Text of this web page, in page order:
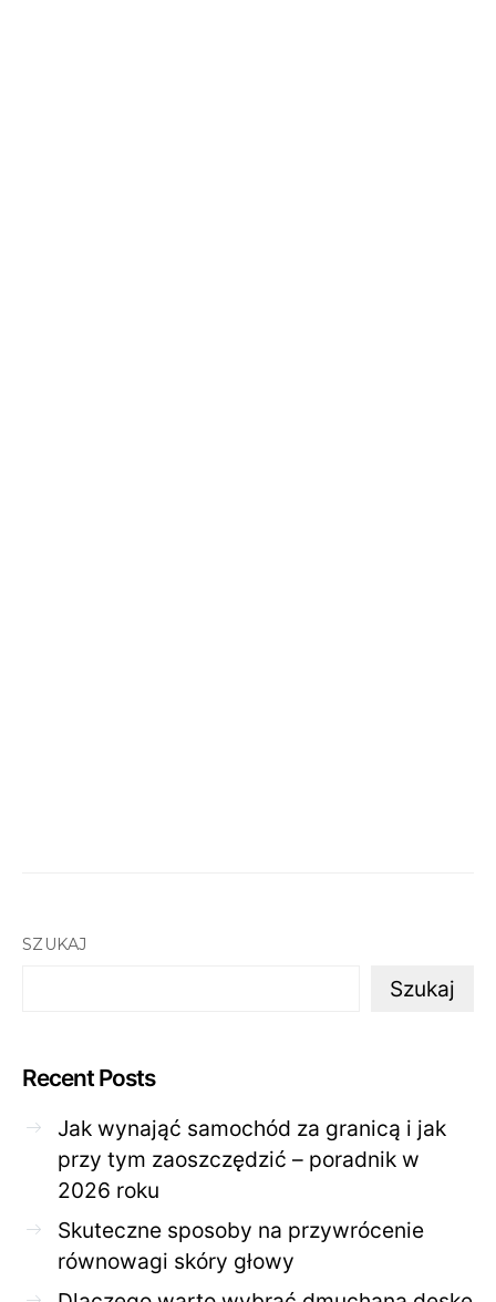
SZUKAJ
Szukaj
Recent Posts
Jak wynająć samochód za granicą i jak
przy tym zaoszczędzić – poradnik w
2026 roku
Skuteczne sposoby na przywrócenie
równowagi skóry głowy